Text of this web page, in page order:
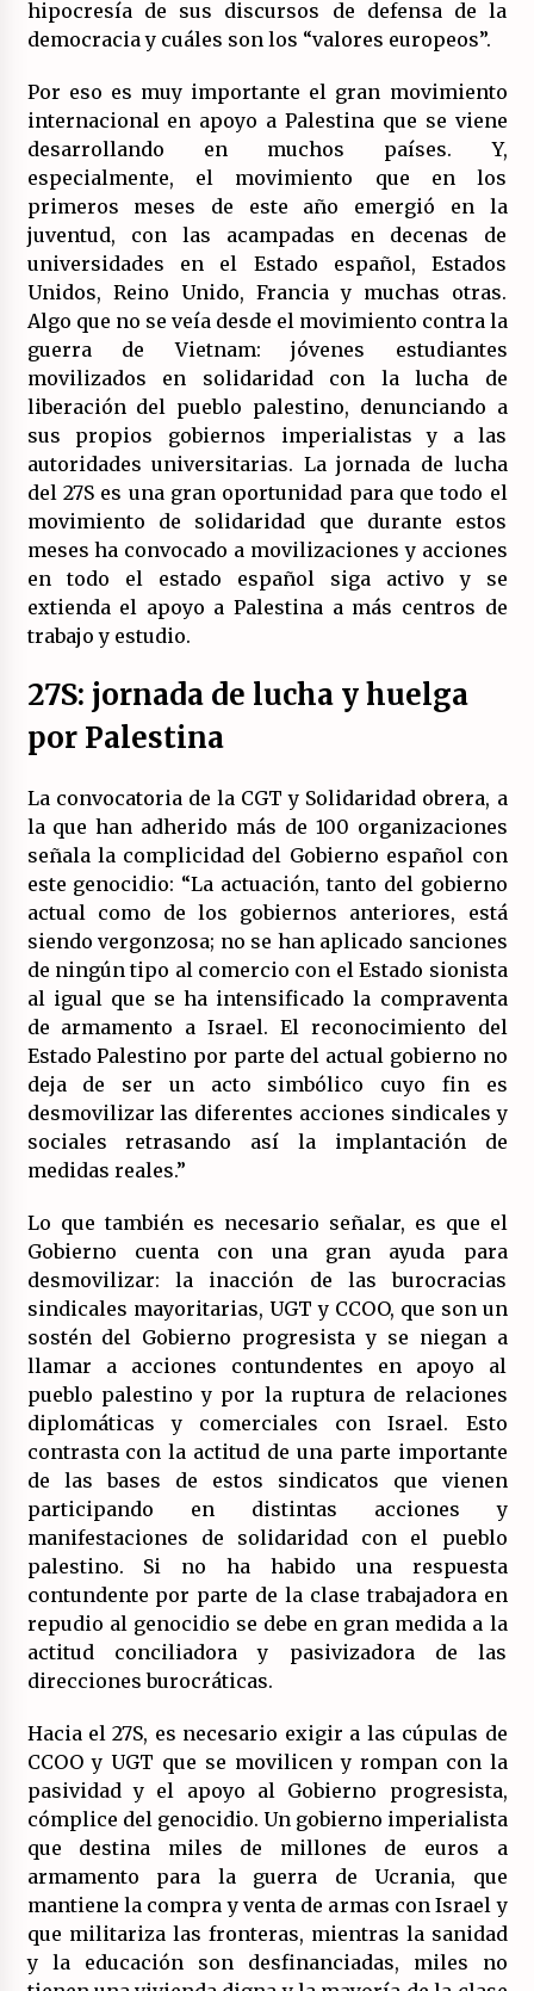
hipocresía de sus discursos de defensa de la
democracia y cuáles son los “valores europeos”.
Por eso es muy importante el gran movimiento
internacional en apoyo a Palestina que se viene
desarrollando en muchos países. Y,
especialmente, el movimiento que en los
primeros meses de este año emergió en la
juventud, con las acampadas en decenas de
universidades en el Estado español, Estados
Unidos, Reino Unido, Francia y muchas otras.
Algo que no se veía desde el movimiento contra la
guerra de Vietnam: jóvenes estudiantes
movilizados en solidaridad con la lucha de
liberación del pueblo palestino, denunciando a
sus propios gobiernos imperialistas y a las
autoridades universitarias. La jornada de lucha
del 27S es una gran oportunidad para que todo el
movimiento de solidaridad que durante estos
meses ha convocado a movilizaciones y acciones
en todo el estado español siga activo y se
extienda el apoyo a Palestina a más centros de
trabajo y estudio.
27S: jornada de lucha y huelga
por Palestina
La convocatoria de la CGT y Solidaridad obrera, a
la que han adherido más de 100 organizaciones
señala la complicidad del Gobierno español con
este genocidio: “La actuación, tanto del gobierno
actual como de los gobiernos anteriores, está
siendo vergonzosa; no se han aplicado sanciones
de ningún tipo al comercio con el Estado sionista
al igual que se ha intensificado la compraventa
de armamento a Israel. El reconocimiento del
Estado Palestino por parte del actual gobierno no
deja de ser un acto simbólico cuyo fin es
desmovilizar las diferentes acciones sindicales y
sociales retrasando así la implantación de
medidas reales.”
Lo que también es necesario señalar, es que el
Gobierno cuenta con una gran ayuda para
desmovilizar: la inacción de las burocracias
sindicales mayoritarias, UGT y CCOO, que son un
sostén del Gobierno progresista y se niegan a
llamar a acciones contundentes en apoyo al
pueblo palestino y por la ruptura de relaciones
diplomáticas y comerciales con Israel. Esto
contrasta con la actitud de una parte importante
de las bases de estos sindicatos que vienen
participando en distintas acciones y
manifestaciones de solidaridad con el pueblo
palestino. Si no ha habido una respuesta
contundente por parte de la clase trabajadora en
repudio al genocidio se debe en gran medida a la
actitud conciliadora y pasivizadora de las
direcciones burocráticas.
Hacia el 27S, es necesario exigir a las cúpulas de
CCOO y UGT que se movilicen y rompan con la
pasividad y el apoyo al Gobierno progresista,
cómplice del genocidio. Un gobierno imperialista
que destina miles de millones de euros a
armamento para la guerra de Ucrania, que
mantiene la compra y venta de armas con Israel y
que militariza las fronteras, mientras la sanidad
y la educación son desfinanciadas, miles no